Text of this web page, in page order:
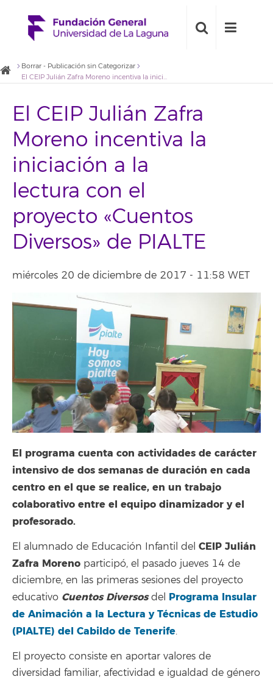
Borrar - Publicación sin Categorizar
El CEIP Julián Zafra Moreno incentiva la iniciación a la lectura con el proyecto «Cuentos Diversos» de PIALTE
El CEIP Julián Zafra
Moreno incentiva la
iniciación a la
lectura con el
proyecto «Cuentos
Diversos» de PIALTE
miércoles 20 de diciembre de 2017 - 11:58 WET
El programa cuenta con actividades de carácter
intensivo de dos semanas de duración en cada
centro en el que se realice, en un trabajo
colaborativo entre el equipo dinamizador y el
profesorado.
El alumnado de Educación Infantil del CEIP Julián
Zafra Moreno participó, el pasado jueves 14 de
diciembre, en las primeras sesiones del proyecto
educativo Cuentos Diversosdel Programa Insular
de Animación a la Lectura y Técnicas de Estudio
(PIALTE) del Cabildo de Tenerife.
El proyecto consiste en aportar valores de
diversidad familiar, afectividad e igualdad de género